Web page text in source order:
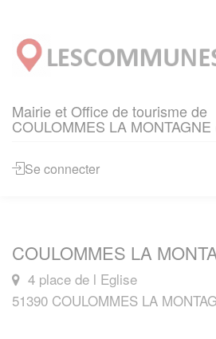
Mairie et Office de tourisme de
COULOMMES LA
Se connecter
COULOMMES LA
4 place de l Eglise
51390 COULOMMES LA